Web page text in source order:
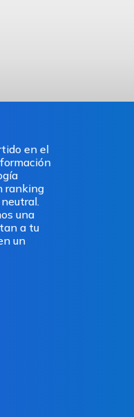
en el
ranking
una
a tu
un